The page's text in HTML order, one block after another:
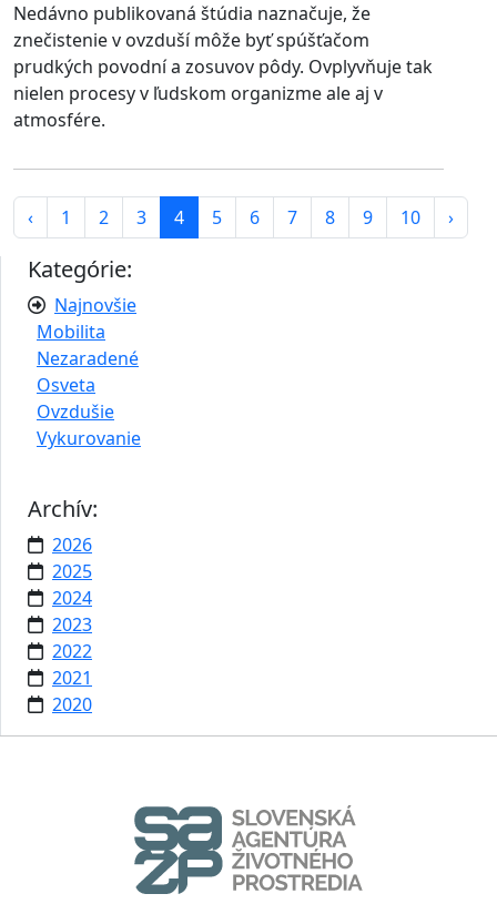
Nedávno publikovaná štúdia naznačuje, že
znečistenie v ovzduší môže byť spúšťačom
prudkých povodní a zosuvov pôdy. Ovplyvňuje tak
nielen procesy v ľudskom organizme ale aj v
atmosfére.
‹ 1 2 3 4 5 6 7 8 9 10 ›
Kategórie:
Najnovšie
Mobilita
Nezaradené
Osveta
Ovzdušie
Vykurovanie
Archív:
2026
2025
2024
2023
2022
2021
2020